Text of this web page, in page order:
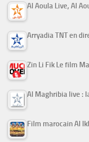
Al Aoula Live, Al
Arryadia TNT en
Al Maghribia live :